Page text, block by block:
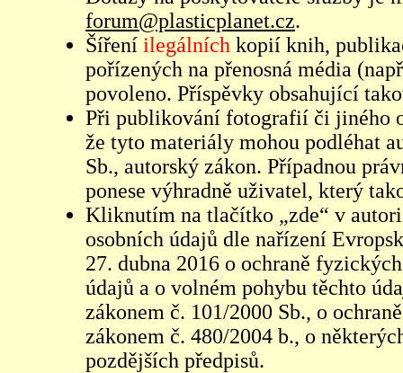
forum@plasticplanet.cz.
Šíření ilegálních kopií knih,
pořízených na přenosná média
povoleno. Příspěvky obsahující
Při publikování fotografií či jiného
že tyto materiály mohou podléhat
Sb., autorský zákon. Případnou
ponese výhradně uživatel, který
Kliknutím na tlačítko „zde“ v
osobních údajů dle nařízení
27. dubna 2016 o ochraně
údajů a o volném pohybu těchto
zákonem č. 101/2000 Sb., o
zákonem č. 480/2004 b., o
pozdějších předpisů.